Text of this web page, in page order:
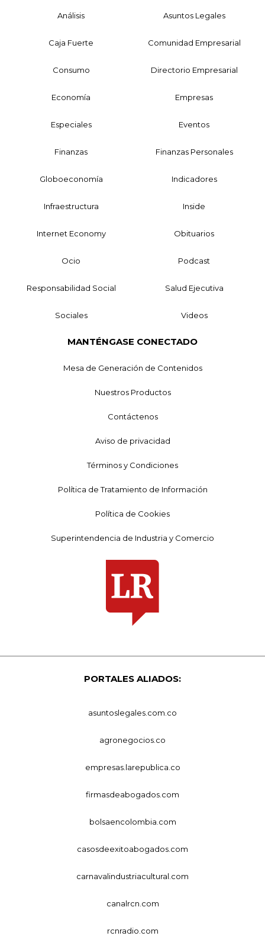
Análisis Asuntos Legales
Caja Fuerte Comunidad Empresarial
Consumo Directorio Empresarial
Economía Empresas
Especiales Eventos
Finanzas Finanzas Personales
Globoeconomía Indicadores
Infraestructura Inside
Internet Economy Obituarios
Ocio Podcast
Responsabilidad Social Salud Ejecutiva
Sociales Videos
MANTÉNGASE CONECTADO
Mesa de Generación de Contenidos
Nuestros Productos
Contáctenos
Aviso de privacidad
Términos y Condiciones
Política de Tratamiento de Información
Política de Cookies
Superintendencia de Industria y Comercio
PORTALES ALIADOS:
asuntoslegales.com.co
agronegocios.co
empresas.larepublica.co
firmasdeabogados.com
bolsaencolombia.com
casosdeexitoabogados.com
carnavalindustriacultural.com
canalrcn.com
rcnradio.com